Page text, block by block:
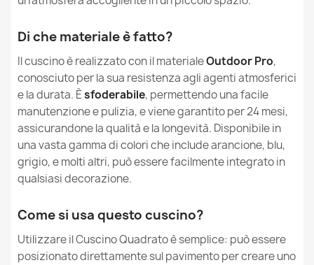
Di che materiale è fatto?
Il cuscino è realizzato con il materialeOutdoor Pro,
conosciuto per la sua resistenza agli agenti atmosferici
e la durata. Èsfoderabile, permettendo una facile
manutenzione e pulizia, e viene garantito per 24 mesi,
assicurandone la qualità e la longevità. Disponibile in
una vasta gamma di colori che include arancione, blu,
grigio, e molti altri, può essere facilmente integrato in
qualsiasi decorazione.
Come si usa questo cuscino?
Utilizzare il Cuscino Quadrato è semplice: può essere
posizionato direttamente sul pavimento per creare uno